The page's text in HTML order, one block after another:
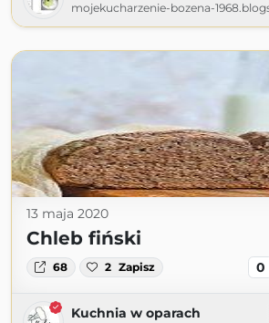
mojekucharzenie-bozena-
13 maja 2020
Chleb fiński
68 2 Zapisz 0
Kuchnia w oparach